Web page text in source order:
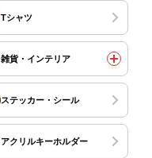
Tシャツ
雑貨・インテリア
ステッカー・シール
アクリルキーホルダー